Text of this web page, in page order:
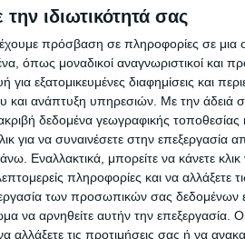
ιδιωτικότητά σας
έχουμε πρόσβαση σε πληροφορίες σε
όπως μοναδικοί αναγνωριστικοί και
εξατομικευμένες διαφημίσεις και
και ανάπτυξη υπηρεσιών. Με την άδειά
δεδομένα γεωγραφικής τοποθεσίας
να συναινέσετε στην επεξεργασία
Εναλλακτικά, μπορείτε να κάνετε κλικ
πληροφορίες και να αλλάξετε
των προσωπικών σας δεδομένων
να αρνηθείτε αυτήν την επεξεργασία.
τις προτιμήσεις σας ή να
της δήλωσης
κατοικιών-μονοκατοικιών
αγρό, βοσκότοπο
γεωργικών κτισμάτων,
ειδικών κτιρίων, που
αγρού, βοσκοτόπου ή